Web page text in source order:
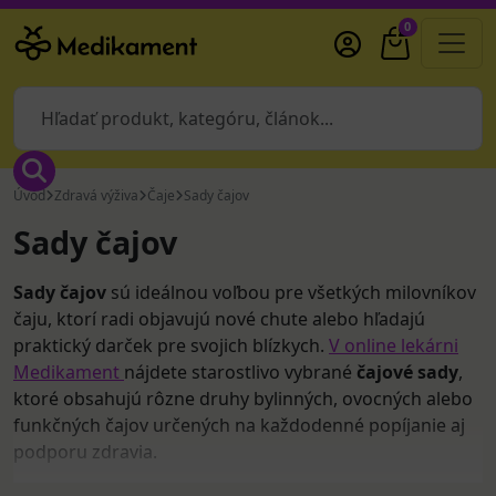
0
Úvod Zdravá výživa Čaje Sady čajov
Sady čajov
Sady čajov sú ideálnou voľbou pre všetkých milovníkov
čaju, ktorí radi objavujú nové chute alebo hľadajú
praktický darček pre svojich blízkych. V online lekárni
Medikament nájdete starostlivo vybrané čajové sady,
ktoré obsahujú rôzne druhy bylinných, ovocných alebo
funkčných čajov určených na každodenné popíjanie aj
podporu zdravia.